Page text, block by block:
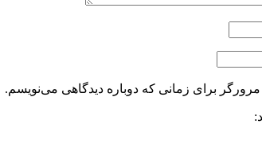
برای زمانی که دوباره دیدگاهی می‌نویسم.